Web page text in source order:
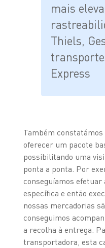
mais
Thiels,
Express
Também constatámos
oferecer um pacote
possibilitando uma
ponta a ponta. Por
conseguíamos
específica e então
nossas mercadorias
conseguimos
a recolha à entrega.
transportadora, esta